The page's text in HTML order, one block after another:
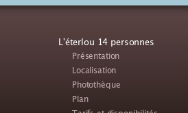
L'éterlou 14 personnes
Présentation
Localisation
Photothèque
Plan